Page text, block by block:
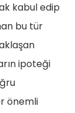
kabul edip
bu tür
ipoteği
önemli